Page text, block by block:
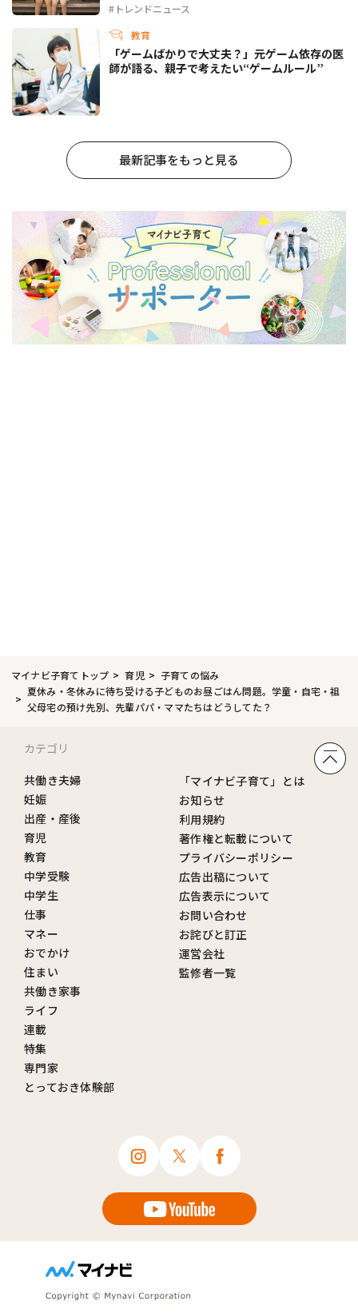
#トレンドニュース
教育
「ゲームばかりで大丈夫？」元ゲーム依存の医
師が語る、親子で考えたい“ゲームルール”
最新記事をもっと見る
マイナビ子育てトップ 育児
子育ての悩み
夏休み・冬休みに待ち受ける子どものお昼ごはん問題。学童・自宅・祖
父母宅の預け先別、先輩パパ・ママたちはどうしてた？
カテゴリ
共働き夫婦
妊娠
出産・産後
育児
教育
中学受験
中学生
仕事
マネー
おでかけ
住まい
共働き家事
ライフ
連載
特集
専門家
とっておき体験部
「マイナビ子育て」とは
お知らせ
利用規約
著作権と転載について
プライバシーポリシー
広告出稿について
広告表示について
お問い合わせ
お詫びと訂正
運営会社
監修者一覧